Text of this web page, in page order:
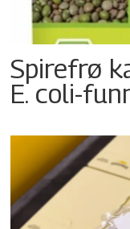
Spirefrø
E. coli-